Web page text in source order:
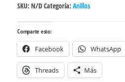
SKU: N/DCategoría: Anillos
Comparte esto:
Facebook WhatsApp
Threads Más